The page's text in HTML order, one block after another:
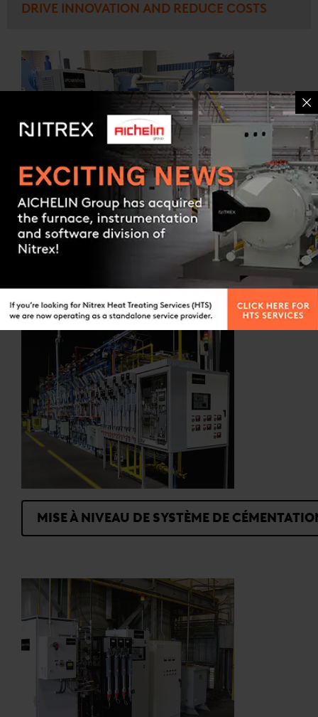
DRIVE INNOVATION AND REDUCE COSTS
ÉTUDE DE CAS
MISE À NIVEAU DE SYSTÈME DE
Contact us